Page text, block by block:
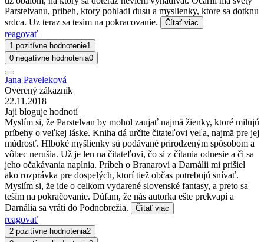
Parstelvanu, pribeh, ktory pohladi dusu a myslienky, ktore sa dotknu
srdca. Uz teraz sa tesim na pokracovanie.
Čítať viac
reagovať
1 pozitívne hodnotenie1
0 negatívne hodnotenia0
Jana Paveleková
Overený zákazník
22.11.2018
Jaji bloguje hodnotí
Myslím si, že Parstelvan by mohol zaujať najmä žienky, ktoré milujú
príbehy o veľkej láske. Kniha dá určite čitateľovi veľa, najmä pre jej
múdrosť. Hlboké myšlienky sú podávané prirodzeným spôsobom a
vôbec nerušia. Už je len na čitateľovi, čo si z čítania odnesie a či sa
jeho očakávania naplnia. Príbeh o Branarovi a Darnálii mi prišiel
ako rozprávka pre dospelých, ktorí tiež občas potrebujú snívať.
Myslím si, že ide o celkom vydarené slovenské fantasy, a preto sa
teším na pokračovanie. Dúfam, že nás autorka ešte prekvapí a
Darnália sa vráti do Podnobrežia.
Čítať viac
reagovať
2 pozitívne hodnotenia2